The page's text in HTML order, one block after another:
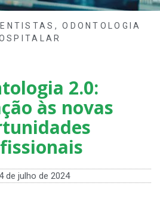
,ODONTOLOGIA
2.0:
às novas
de julho de 2024